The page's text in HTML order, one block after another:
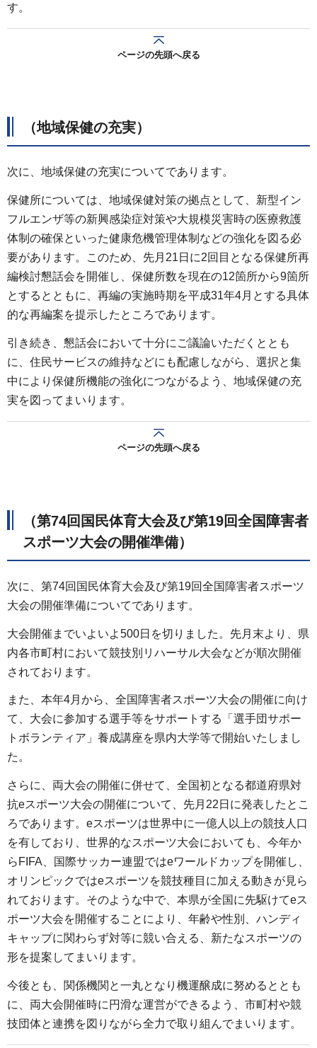
す。
ページの先頭へ戻る
（地域保健の充実）
次に、地域保健の充実についてであります。
保健所については、地域保健対策の拠点として、新型イン
フルエンザ等の新興感染症対策や大規模災害時の医療救護
体制の確保といった健康危機管理体制などの強化を図る必
要があります。このため、先月21日に2回目となる保健所再
編検討懇話会を開催し、保健所数を現在の12箇所から9箇所
とするとともに、再編の実施時期を平成31年4月とする具体
的な再編案を提示したところであります。
引き続き、懇話会において十分にご議論いただくととも
に、住民サービスの維持などにも配慮しながら、選択と集
中により保健所機能の強化につながるよう、地域保健の充
実を図ってまいります。
ページの先頭へ戻る
（第74回国民体育大会及び第19回全国障害者
スポーツ大会の開催準備）
次に、第74回国民体育大会及び第19回全国障害者スポーツ
大会の開催準備についてであります。
大会開催までいよいよ500日を切りました。先月末より、県
内各市町村において競技別リハーサル大会などが順次開催
されております。
また、本年4月から、全国障害者スポーツ大会の開催に向け
て、大会に参加する選手等をサポートする「選手団サポー
トボランティア」養成講座を県内大学等で開始いたしまし
た。
さらに、両大会の開催に併せて、全国初となる都道府県対
抗eスポーツ大会の開催について、先月22日に発表したとこ
ろであります。eスポーツは世界中に一億人以上の競技人口
を有しており、世界的なスポーツ大会においても、今年か
らFIFA、国際サッカー連盟ではeワールドカップを開催し、
オリンピックではeスポーツを競技種目に加える動きが見ら
れております。そのような中で、本県が全国に先駆けてeス
ポーツ大会を開催することにより、年齢や性別、ハンディ
キャップに関わらず対等に競い合える、新たなスポーツの
形を提案してまいります。
今後とも、関係機関と一丸となり機運醸成に努めるととも
に、両大会開催時に円滑な運営ができるよう、市町村や競
技団体と連携を図りながら全力で取り組んでまいります。